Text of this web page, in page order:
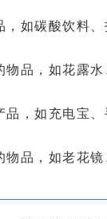
，如碳酸饮料
物品，如花露
品，如充电宝
物品，如老花